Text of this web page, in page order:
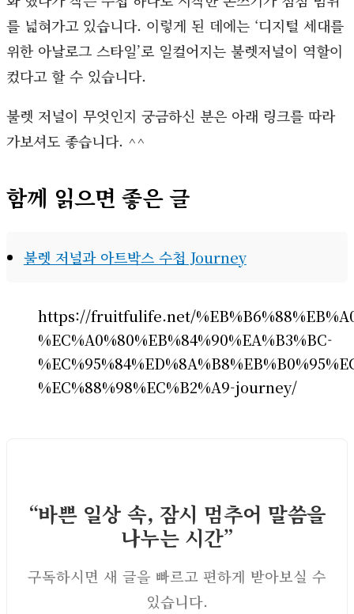
를 넓혀가고 있습니다. 이렇게 된 데에는 ‘디지털 세대를
위한 아날로그 스타일’로 일컬어지는 불렛저널이 역할이
컸다고 할 수 있습니다.
불렛 저널이 무엇인지 궁금하신 분은 아래 링크를 따라
가보셔도 좋습니다. ^^
함께 읽으면 좋은 글
불렛 저널과 아트박스 수첩 Journey
https://fruitfulife.net/
%EC%A0%80%EB%84%90%EA%B3%BC-
%EC%88%98%EC%B2%A9-journey/
“바쁜 일상 속, 잠시 멈추어 말씀을
나누는 시간”
구독하시면 새 글을 빠르고 편하게 받아보실 수
있습니다.